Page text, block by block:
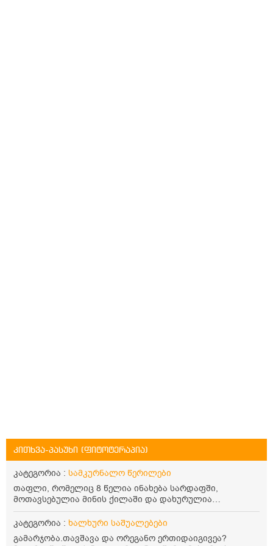
კითხვა-პასუხი (ფიტოტერაპია)
კატეგორია : სამკურნალო წერილები
თაფლი, რომელიც 8 წელია ინახება სარდაფში,
მოთავსებულია მინის ქილაში და დახურულია
პლასტმასის სახურავით. ექნება თუ არა შენარჩუნებული
სასარგებლო თვისებები და შეიძლება თუ არა მისი
კატეგორია : ხალხური საშუალებები
გამარჯობა.თავშავა და ორეგანო ერთიდაიგივეა?